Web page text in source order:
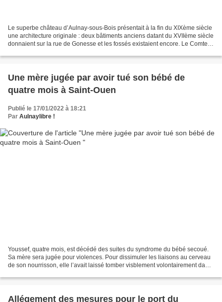
Le superbe château d’Aulnay-sous-Bois présentait à la fin du XIXème siècle
une architecture originale : deux bâtiments anciens datant du XVIIème siècle
donnaient sur la rue de Gonesse et les fossés existaient encore. Le Comte
Une mère jugée par avoir tué son bébé de
quatre mois à Saint-Ouen
Publié le 17/01/2022 à 18:21
Par Aulnaylibre !
Youssef, quatre mois, est décédé des suites du syndrome du bébé secoué.
Sa mère sera jugée pour violences. Pour dissimuler les liaisons au cerveau
de son nourrisson, elle l’avait laissé tomber visblement volontairement dans
Allégement des mesures pour le port du